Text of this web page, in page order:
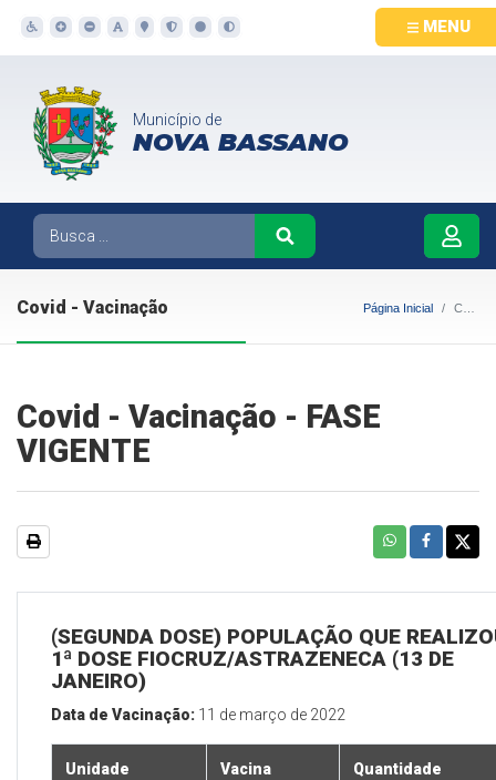
MENU
Município de
NOVA BASSANO
Covid - Vacinação Página Inicial Covid - Vacinação
Covid - Vacinação - FASE
VIGENTE
(SEGUNDA DOSE) POPULAÇÃO QUE
1ª DOSE FIOCRUZ/ASTRAZENECA (13 DE
JANEIRO)
Data de Vacinação: 11 de março de 2022
Unidade Vacina Quantidade